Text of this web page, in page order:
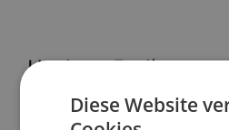
Horizon Freiburg
Diese Website